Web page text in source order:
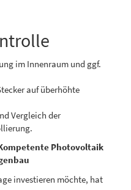
im Innenraum und ggf.
auf überhöhte
Vergleich der
Photovoltaik
investieren möchte, hat